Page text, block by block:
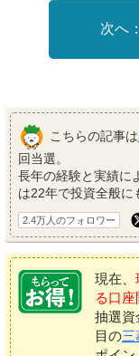
こちらの記事は
回当選。
長年の経験と実績に
は22年で投資全般に
2.4万人のフォロワー
現在、
る口
抽選資
目の三